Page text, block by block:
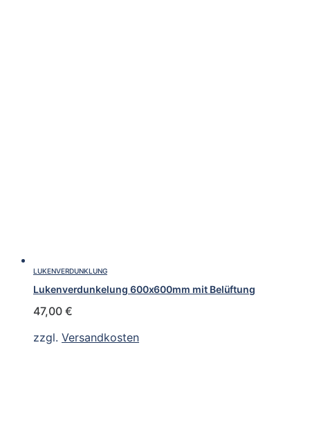
LUKENVERDUNKLUNG
Lukenverdunkelung 600x600mm mit Belüftung
47,00 €
zzgl. Versandkosten